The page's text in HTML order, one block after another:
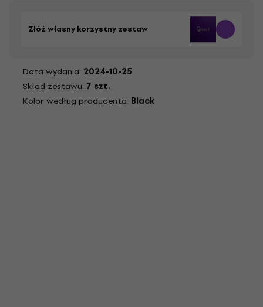
Złóż własny korzystny zestaw
Data wydania: 2024-10-25
Skład zestawu: 7 szt.
Kolor według producenta: Black